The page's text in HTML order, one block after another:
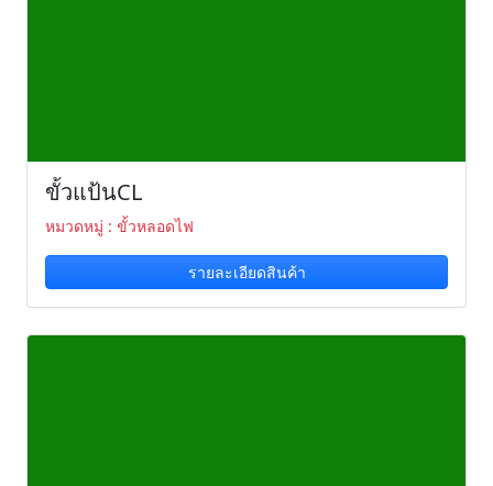
ขั้วแป้นCL
หมวดหมู่ : ขั้วหลอดไฟ
รายละเอียดสินค้า